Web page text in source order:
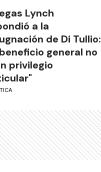
Lynch
a la
de Di Tullio:
general no
privilegio